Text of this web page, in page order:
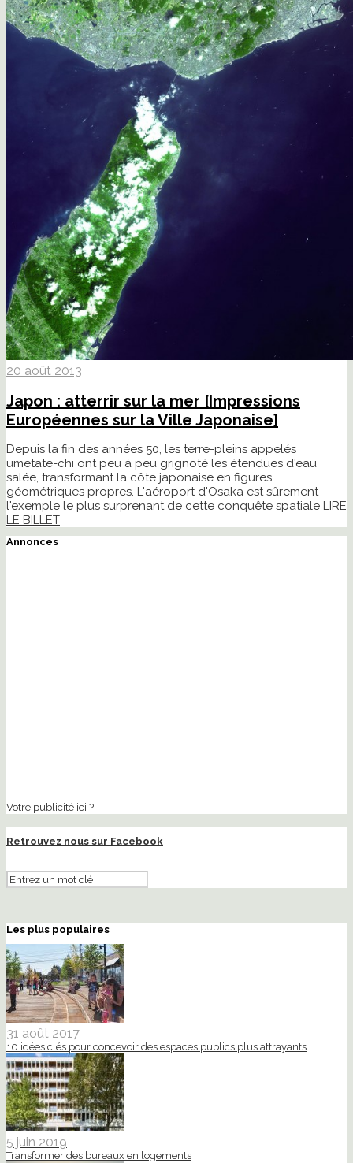
20 août 2013
Japon : atterrir sur la mer [Impressions
Européennes sur la Ville Japonaise]
Depuis la fin des années 50, les terre-pleins appelés
umetate-chi ont peu à peu grignoté les étendues d'eau
salée, transformant la côte japonaise en figures
géométriques propres. L'aéroport d'Osaka est sûrement
l'exemple le plus surprenant de cette conquête spatiale LIRE
LE BILLET
Annonces
Votre publicité ici ?
Retrouvez nous sur Facebook
Les plus populaires
31 août 2017
10 idées clés pour concevoir des espaces publics plus attrayants
5 juin 2019
Transformer des bureaux en logements